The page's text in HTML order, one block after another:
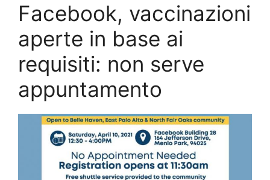
Facebook, vaccinazioni
aperte in base ai
requisiti: non serve
appuntamento